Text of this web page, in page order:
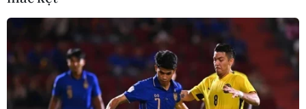
chuyển hướng sang Việt Nam
08/08/2026 23:58
Động lực mới cho hợp tác thương
mại Việt Nam-Australia